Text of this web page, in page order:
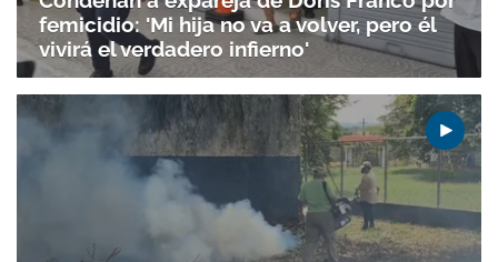
femicidio: 'Mi hija no va a volver, pero él
vivirá el verdadero infierno'